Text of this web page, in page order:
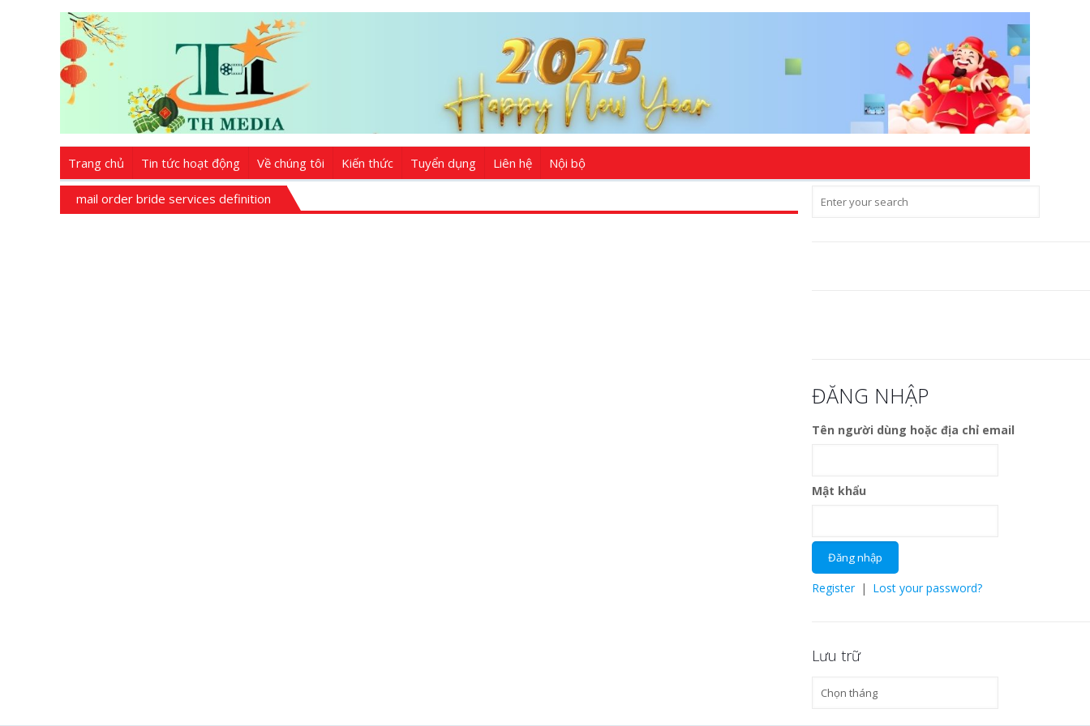
Trang chủ Tin tức hoạt động Về chúng tôi Kiến thức Tuyển dụng Liên hệ Nội bộ
mail order bride services definition
ĐĂNG NHẬP
Tên người dùng hoặc địa chỉ email
Mật khẩu
Register | Lost your password?
Lưu trữ
Lưu